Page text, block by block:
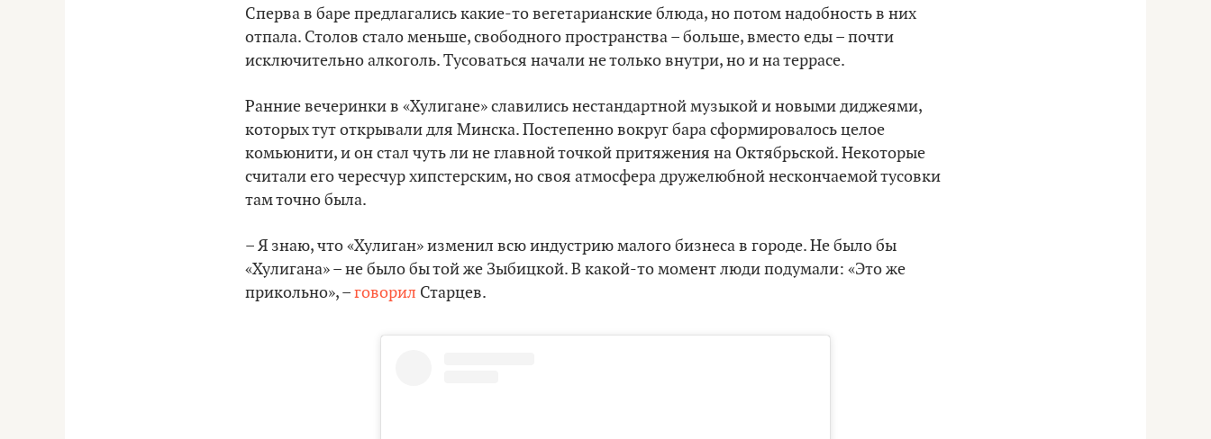
Сперва в баре предлагались какие-то вегетарианские блюда, но потом надобность в них
отпала. Столов стало меньше, свободного пространства – больше, вместо еды – почти
исключительно алкоголь. Тусоваться начали не только внутри, но и на террасе.
Ранние вечеринки в «‎Хулигане» славились нестандартной музыкой и новыми диджеями,
которых тут открывали для Минска. Постепенно вокруг бара сформировалось целое
комьюнити, и он стал чуть ли не главной точкой притяжения на Октябрьской. Некоторые
считали его чересчур хипстерским, но своя атмосфера дружелюбной нескончаемой тусовки
там точно была.
– Я знаю, что «Хулиган» изменил всю индустрию малого бизнеса в городе. Не было бы
«Хулигана» – не было бы той же Зыбицкой. В какой-то момент люди подумали: «Это же
прикольно», –говорил Старцев.